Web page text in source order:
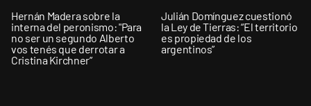
Hernán Madera sobre la
interna del peronismo: "Para
no ser un segundo Alberto
vos tenés que derrotar a
Cristina Kirchner”
Julián Domínguez cuestionó
la Ley de Tierras: “El territorio
es propiedad de los
argentinos”